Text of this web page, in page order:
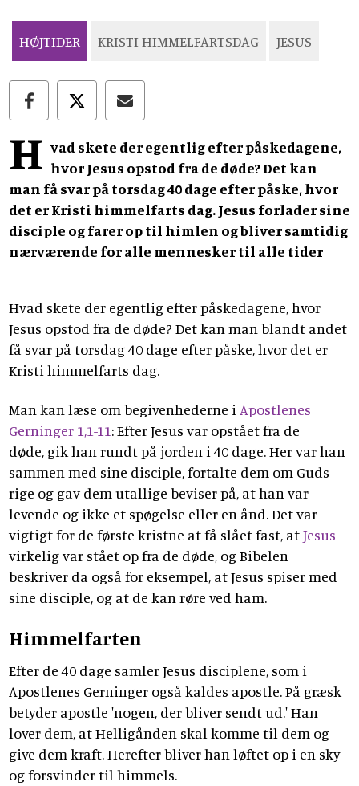
HØJTIDER KRISTI HIMMELFARTSDAG JESUS
H vad skete der egentlig efter påskedagene,
hvor Jesus opstod fra de døde? Det kan
man få svar på torsdag 40 dage efter påske, hvor
det er Kristi himmelfarts dag. Jesus forlader sine
disciple og farer op til himlen og bliver samtidig
nærværende for alle mennesker til alle tider
Hvad skete der egentlig efter påskedagene, hvor
Jesus opstod fra de døde? Det kan man blandt andet
få svar på torsdag 40 dage efter påske, hvor det er
Kristi himmelfarts dag.
Man kan læse om begivenhederne i Apostlenes
Gerninger 1,1-11: Efter Jesus var opstået fra de
døde, gik han rundt på jorden i 40 dage. Her var han
sammen med sine disciple, fortalte dem om Guds
rige og gav dem utallige beviser på, at han var
levende og ikke et spøgelse eller en ånd. Det var
vigtigt for de første kristne at få slået fast, atJesus
virkelig var stået op fra de døde, og Bibelen
beskriver da også for eksempel, at Jesus spiser med
sine disciple, og at de kan røre ved ham.
Himmelfarten
Efter de 40 dage samler Jesus disciplene, som i
Apostlenes Gerninger også kaldes apostle. På græsk
betyder apostle 'nogen, der bliver sendt ud.' Han
lover dem, at Helligånden skal komme til dem og
give dem kraft. Herefter bliver han løftet op i en sky
og forsvinder til himmels.